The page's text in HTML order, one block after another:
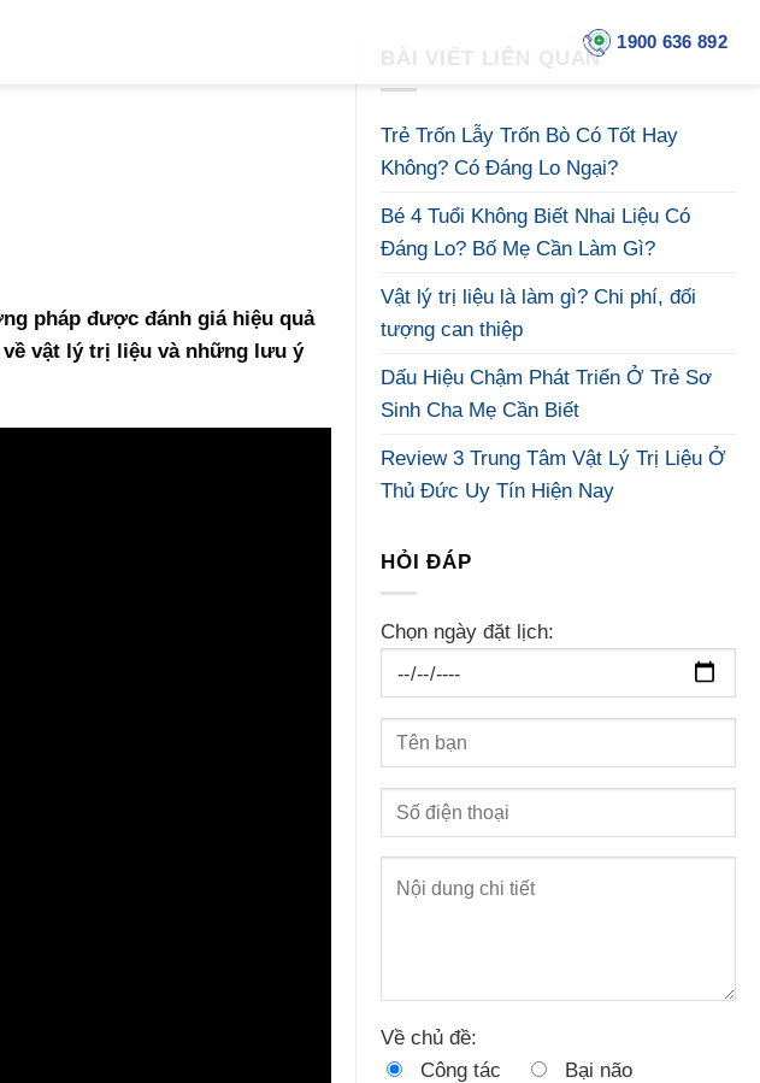
1900 636 892
pháp được đánh giá hiệu quả
vật lý trị liệu và những lưu ý
BÀI VIẾT LIÊN QUAN
Trẻ Trốn Lẫy Trốn Bò Có Tốt Hay
Không? Có Đáng Lo Ngại?
Bé 4 Tuổi Không Biết Nhai Liệu Có
Đáng Lo? Bố Mẹ Cần Làm Gì?
Vật lý trị liệu là làm gì? Chi phí, đối
tượng can thiệp
Dấu Hiệu Chậm Phát Triển Ở Trẻ Sơ
Sinh Cha Mẹ Cần Biết
Review 3 Trung Tâm Vật Lý Trị Liệu Ở
Thủ Đức Uy Tín Hiện Nay
HỎI ĐÁP
Chọn ngày đặt lịch:
Về chủ đề:
Công tác
Bại não